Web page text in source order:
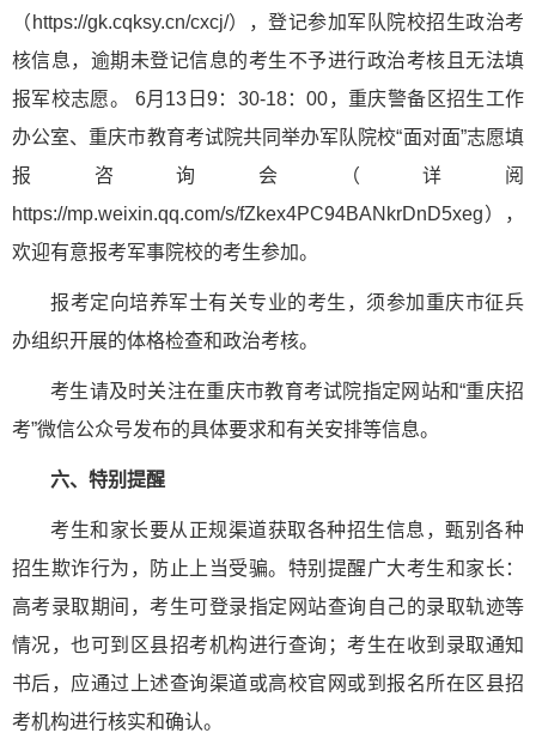
（https://gk.cqksy.cn/cxcj/），登记参加军队院校招生政治考
核信息，逾期未登记信息的考生不予进行政治考核且无法填
报军校志愿。 6月13日9：30-18：00，重庆警备区招生工作
办公室、重庆市教育考试院共同举办军队院校“面对面”志愿填
报咨询会（详阅
https://mp.weixin.qq.com/s/fZkex4PC94BANkrDnD5xeg），
欢迎有意报考军事院校的考生参加。
报考定向培养军士有关专业的考生，须参加重庆市征兵
办组织开展的体格检查和政治考核。
考生请及时关注在重庆市教育考试院指定网站和“重庆招
考”微信公众号发布的具体要求和有关安排等信息。
六、特别提醒
考生和家长要从正规渠道获取各种招生信息，甄别各种
招生欺诈行为，防止上当受骗。特别提醒广大考生和家长：
高考录取期间，考生可登录指定网站查询自己的录取轨迹等
情况，也可到区县招考机构进行查询；考生在收到录取通知
书后，应通过上述查询渠道或高校官网或到报名所在区县招
考机构进行核实和确认。